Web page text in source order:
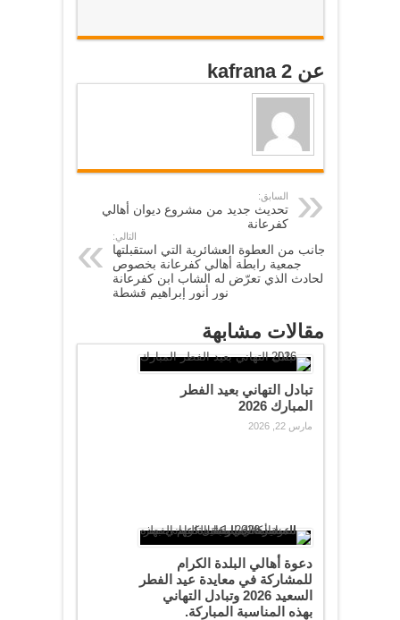
عن kafrana 2
السابق:
تحديث جديد من مشروع ديوان أهالي
كفرعانة
التالي:
جانب من العطوة العشائرية التي استقبلتها
جمعية رابطة أهالي كفرعانة بخصوص
الحادث الذي تعرّض له الشاب ابن كفرعانة
نور أنور إبراهيم قشطة
مقالات مشابهة
تبادل التهاني بعيد الفطر
المبارك 2026
مارس 22, 2026
دعوة أهالي البلدة الكرام
للمشاركة في معايدة عيد الفطر
السعيد 2026 وتبادل التهاني
بهذه المناسبة المباركة.